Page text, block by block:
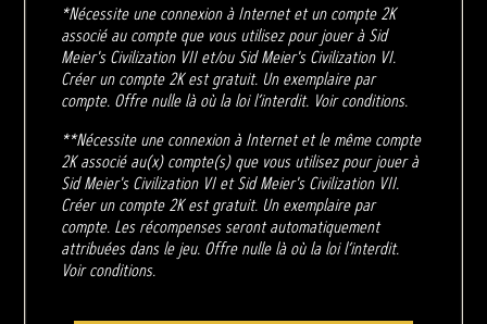
*Nécessite une connexion à Internet et un compte 2K
associé au compte que vous utilisez pour jouer à Sid
Meier's Civilization VII et/ou Sid Meier's Civilization VI.
Créer un compte 2K est gratuit. Un exemplaire par
compte. Offre nulle là où la loi l’interdit. Voir conditions.
**Nécessite une connexion à Internet et le même compte
2K associé au(x) compte(s) que vous utilisez pour jouer à
Sid Meier's Civilization VI et Sid Meier's Civilization VII.
Créer un compte 2K est gratuit. Un exemplaire par
compte. Les récompenses seront automatiquement
attribuées dans le jeu. Offre nulle là où la loi l’interdit.
Voir conditions.